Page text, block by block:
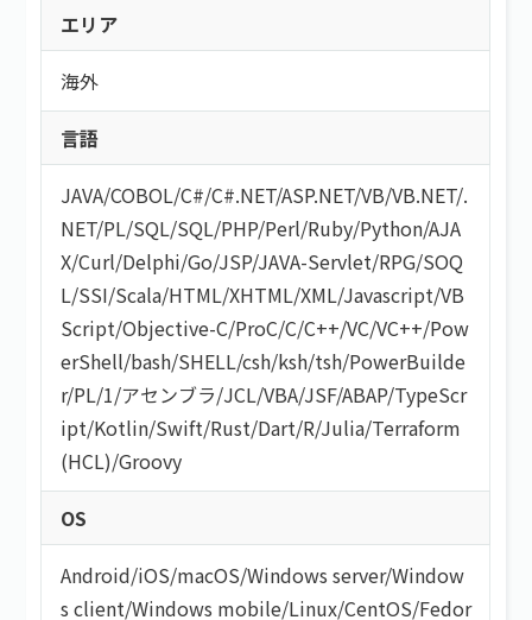
エリア
海外
言語
JAVA/COBOL/C#/C#.NET/ASP.NET/VB/VB.NET/.
NET/PL/SQL/SQL/PHP/Perl/Ruby/Python/AJA
X/Curl/Delphi/Go/JSP/JAVA-Servlet/RPG/SOQ
L/SSI/Scala/HTML/XHTML/XML/Javascript/VB
Script/Objective-C/ProC/C/C++/VC/VC++/Pow
erShell/bash/SHELL/csh/ksh/tsh/PowerBuilde
r/PL/1/アセンブラ/JCL/VBA/JSF/ABAP/TypeScr
ipt/Kotlin/Swift/Rust/Dart/R/Julia/Terraform
(HCL)/Groovy
OS
Android/iOS/macOS/Windows server/Window
s client/Windows mobile/Linux/CentOS/Fedor